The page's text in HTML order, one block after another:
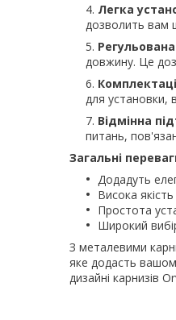
Легка
дозволить вам
довжину. Це
для установки,
Відмінна
питань,
Загальні
Додадуть
Висока
Простота
Широкий
З металевими
яке додасть
дизайні карнизів